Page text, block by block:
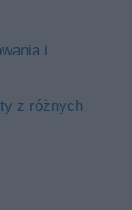
i
z różnych